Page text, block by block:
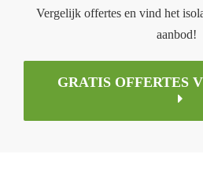
Vergelijk offertes en vind het
aanbod!
GRATIS OFFERTES